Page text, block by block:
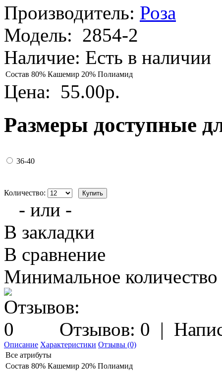
Производитель: Роза
Модель: 2854-2
Наличие: Есть в наличии
Состав 80% Кашемир 20% Полиамид
Цена: 55.00р.
Размеры доступные
36-40
Количество:
- или -
В закладки
В сравнение
Минимальное количество
Отзывов: 0 |
Описание Характеристики Отзывы (0)
Все атрибуты
Состав 80% Кашемир 20% Полиамид